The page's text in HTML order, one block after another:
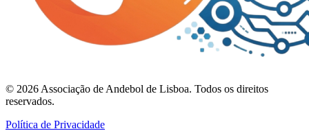
© 2026 Associação de Andebol de Lisboa. Todos os direitos
reservados.
Política de Privacidade